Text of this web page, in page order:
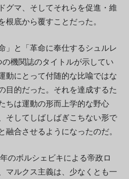
グマ、そしてそれらを促進・維
底から覆すことだった。
」と「革命に奉仕するシュルレ
機関誌のタイトルが示してい
動にとって付随的な比喩ではな
目的だった。それを達成するた
ちは運動の形而上学的な野心
そしてしばしばぎこちない形で
合させるようになったのだ。
のボルシェビキによる帝政ロ
マルクス主義は、少なくとも一